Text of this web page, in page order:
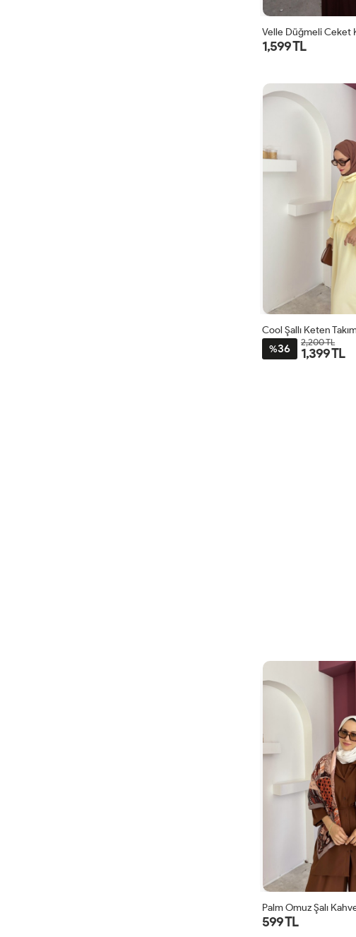
Velle Düğmeli Ceket
1,599 TL
Cool Şallı Keten
%36 2,200 TL
1,399 TL
Palm Omuz Şalı
599 TL